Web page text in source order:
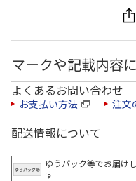
マークや記載内容
よくあるお問い合わせ
お支払い方法 注文
配送情報について
ゆうパック等でお届け
す